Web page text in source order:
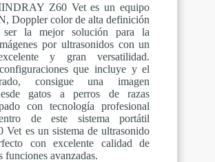
Z60 Vet es un equipo
Doppler color de alta definición
ser la mejor solución para la
por ultrasonidos con un
y gran versatilidad.
que incluye y el
consigue una imagen
gatos a perros de razas
con tecnología profesional
de este sistema portátil
Vet es un sistema de ultrasonido
con excelente calidad de
funciones avanzadas.